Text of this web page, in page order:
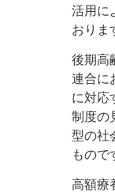
活用に
おりま
後期高
連合に
に対応
制度の
型の社
もので
高額療